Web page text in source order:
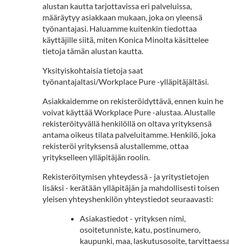
alustan kautta tarjottavissa eri palveluissa,
määräytyy asiakkaan mukaan, joka on yleensä
työnantajasi. Haluamme kuitenkin tiedottaa
käyttäjille siitä, miten Konica Minolta käsittelee
tietoja tämän alustan kautta.
Yksityiskohtaisia tietoja saat
työnantajaltasi/Workplace Pure -ylläpitäjältäsi.
Asiakkaidemme on rekisteröidyttävä, ennen kuin he
voivat käyttää Workplace Pure -alustaa. Alustalle
rekisteröityvällä henkilöllä on oltava yrityksensä
antama oikeus tilata palveluitamme. Henkilö, joka
rekisteröi yrityksensä alustallemme, ottaa
yritykselleen ylläpitäjän roolin.
Rekisteröitymisen yhteydessä - ja yritystietojen
lisäksi - kerätään ylläpitäjän ja mahdollisesti toisen
yleisen yhteyshenkilön yhteystiedot seuraavasti:
Asiakastiedot - yrityksen nimi,
osoitetunniste, katu, postinumero,
kaupunki, maa, laskutusosoite,